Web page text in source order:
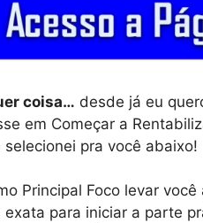
coisa… desde já eu
em Começar a
pra você abaixo!
Principal Foco levar
para iniciar a parte